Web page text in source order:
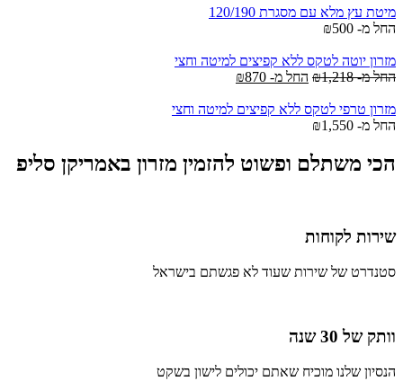
מיטת עץ מלא עם מסגרת 120/190
החל מ-
₪500
מזרון יוטה לטקס ללא קפיצים למיטה וחצי
החל מ-
₪1,218 החל מ- ₪870
מזרון טרפי לטקס ללא קפיצים למיטה וחצי
החל מ-
₪1,550
הכי משתלם ופשוט להזמין מזרון באמריקן סליפ
שירות לקוחות
סטנדרט של שירות שעוד לא פגשתם בישראל
וותק של 30 שנה
הנסיון שלנו מוכיח שאתם יכולים לישון בשקט